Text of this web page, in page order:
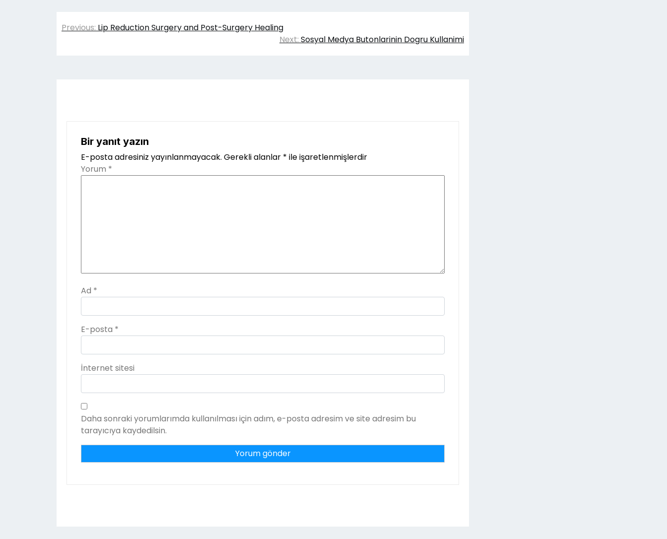
Yazı
Previous: Lip Reduction Surgery and Post-Surgery Healing
Next: Sosyal Medya Butonlarinin Dogru Kullanimi
Bir yanıt yazın
E-posta adresiniz yayınlanmayacak. Gerekli alanlar * ile işaretlenmişlerdir
Yorum *
Ad *
E-posta *
İnternet sitesi
Daha sonraki yorumlarımda kullanılması için adım, e-posta adresim ve site adresim bu
tarayıcıya kaydedilsin.